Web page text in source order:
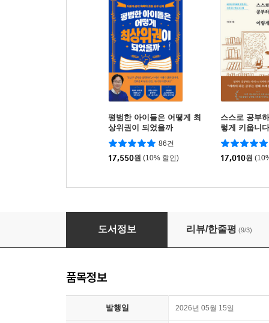
평범한 아이들은 어떻게 최
상위권이 되었을까
86건
17,550원 (10% 할인)
스스로 공부
렇게 키웁니다
17,010원
학습을 바꾸는 골든타임
도서정보 리뷰/한줄평 (9/3)
품목정보
발행일 2026년 05월 15일